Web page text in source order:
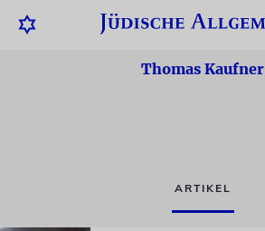
Thomas Kaufner
ARTIKEL